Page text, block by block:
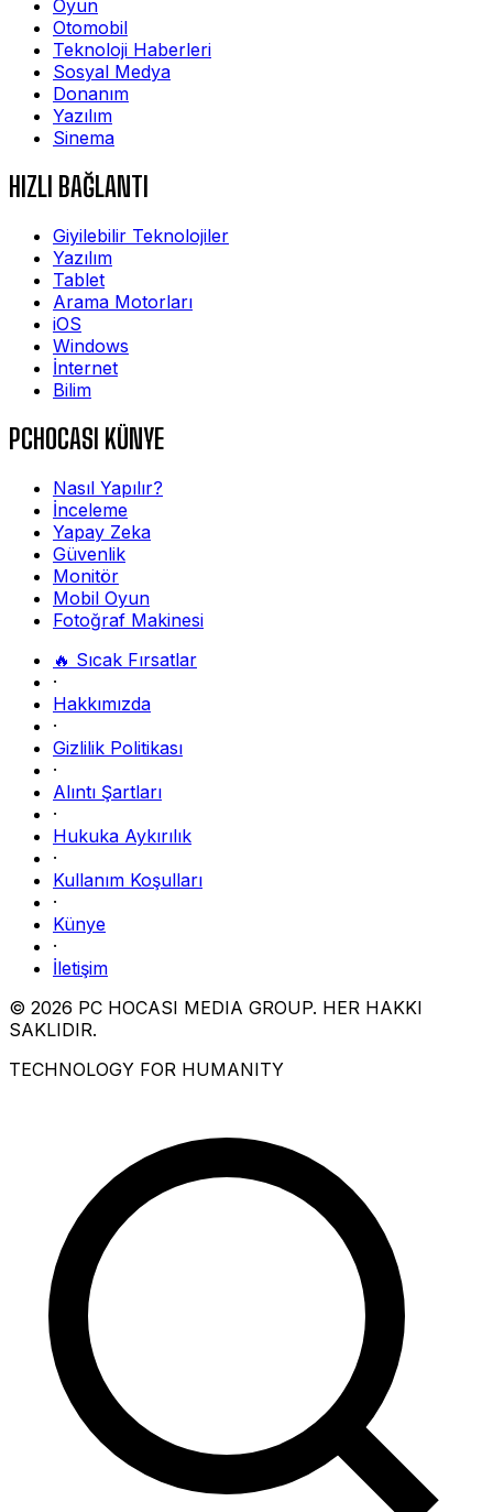
Oyun
Otomobil
Teknoloji Haberleri
Sosyal Medya
Donanım
Yazılım
Sinema
HIZLI BAĞLANTI
Giyilebilir Teknolojiler
Yazılım
Tablet
Arama Motorları
iOS
Windows
İnternet
Bilim
PCHOCASI KÜNYE
Nasıl Yapılır?
İnceleme
Yapay Zeka
Güvenlik
Monitör
Mobil Oyun
Fotoğraf Makinesi
🔥 Sıcak Fırsatlar
·
Hakkımızda
·
Gizlilik Politikası
·
Alıntı Şartları
·
Hukuka Aykırılık
·
Kullanım Koşulları
·
Künye
·
İletişim
© 2026 PC HOCASI MEDIA GROUP. HER HAKKI
SAKLIDIR.
TECHNOLOGY FOR HUMANITY